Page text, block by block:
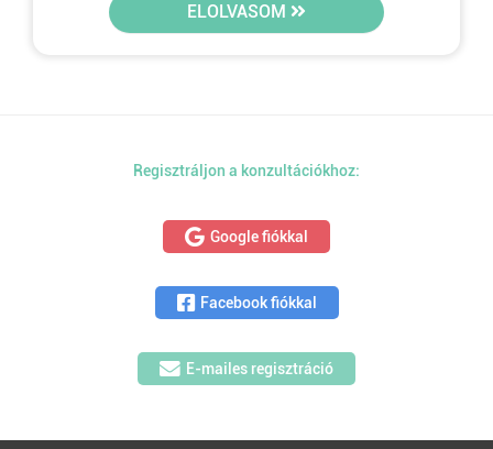
ELOLVASOM
Regisztráljon a konzultációkhoz:
Google fiókkal
Facebook fiókkal
E-mailes regisztráció